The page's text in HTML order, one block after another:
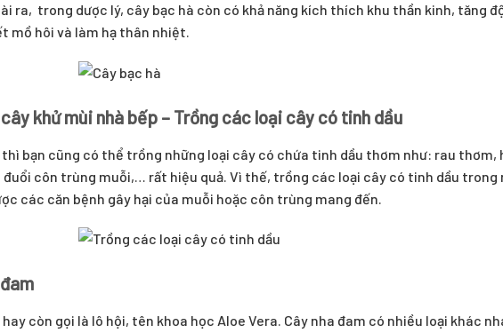
ra, trong dược lý, cây bạc hà còn có khả năng kích thích khu thần kinh, tăng
mồ hôi và làm hạ thân nhiệt.
khử mùi nhà bếp – Trồng các loại cây có tinh dầu
thì bạn cũng có thể trồng những loại cây có chứa tinh dầu thơm như: rau thơm,
đuổi côn trùng muỗi,… rất hiệu quả. Vì thế, trồng các loại cây có tinh dầu trong
các căn bệnh gây hại của muỗi hoặc côn trùng mang đến.
hay còn gọi là lô hội, tên khoa học Aloe Vera. Cây nha đam có nhiều loại khác